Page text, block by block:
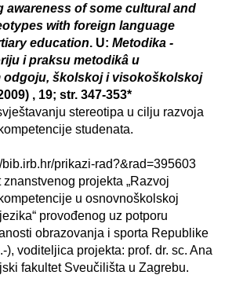
awareness of some cultural and
with foreign language
education. U: Metodika -
i praksu metodikâ u
odgoju, školskoj i visokoškolskoj
, 19; str. 347-353*
stereotipa u cilju razvoja
studenata.
bib.irb.hr/prikazi-rad?&rad=395603
projekta „Razvoj
u osnovnoškolskoj
provođenog uz potporu
obrazovanja i sporta Republike
), voditeljica projekta: prof. dr. sc. Ana
fakultet Sveučilišta u Zagrebu.